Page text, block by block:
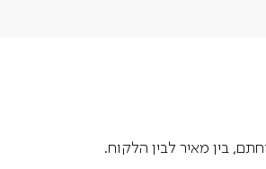
בין מאיר לבין הלקוח.